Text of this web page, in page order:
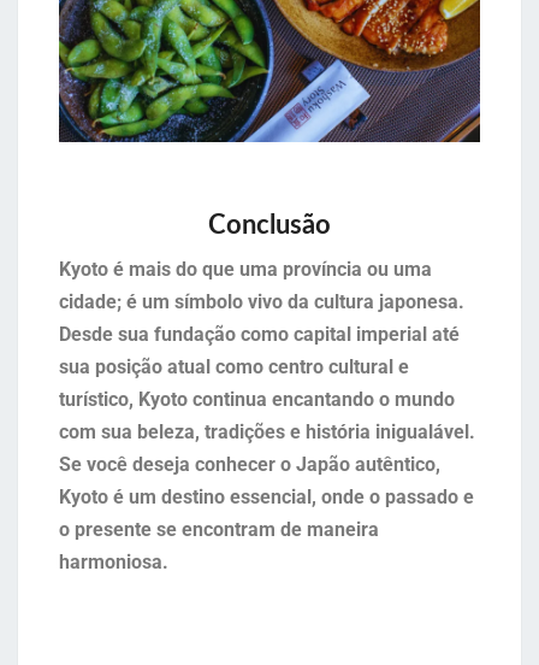
Conclusão
Kyoto é mais do que uma província ou uma
cidade; é um símbolo vivo da cultura japonesa.
Desde sua fundação como capital imperial até
sua posição atual como centro cultural e
turístico, Kyoto continua encantando o mundo
com sua beleza, tradições e história inigualável.
Se você deseja conhecer o Japão autêntico,
Kyoto é um destino essencial, onde o passado e
o presente se encontram de maneira
harmoniosa.